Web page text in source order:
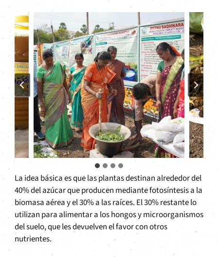
La idea básica es que las plantas destinan alrededor del
40% del azúcar que producen mediante fotosíntesis a la
biomasa aérea y el 30% a las raíces. El 30% restante lo
utilizan para alimentar a los hongos y microorganismos
del suelo, que les devuelven el favor con otros
nutrientes.